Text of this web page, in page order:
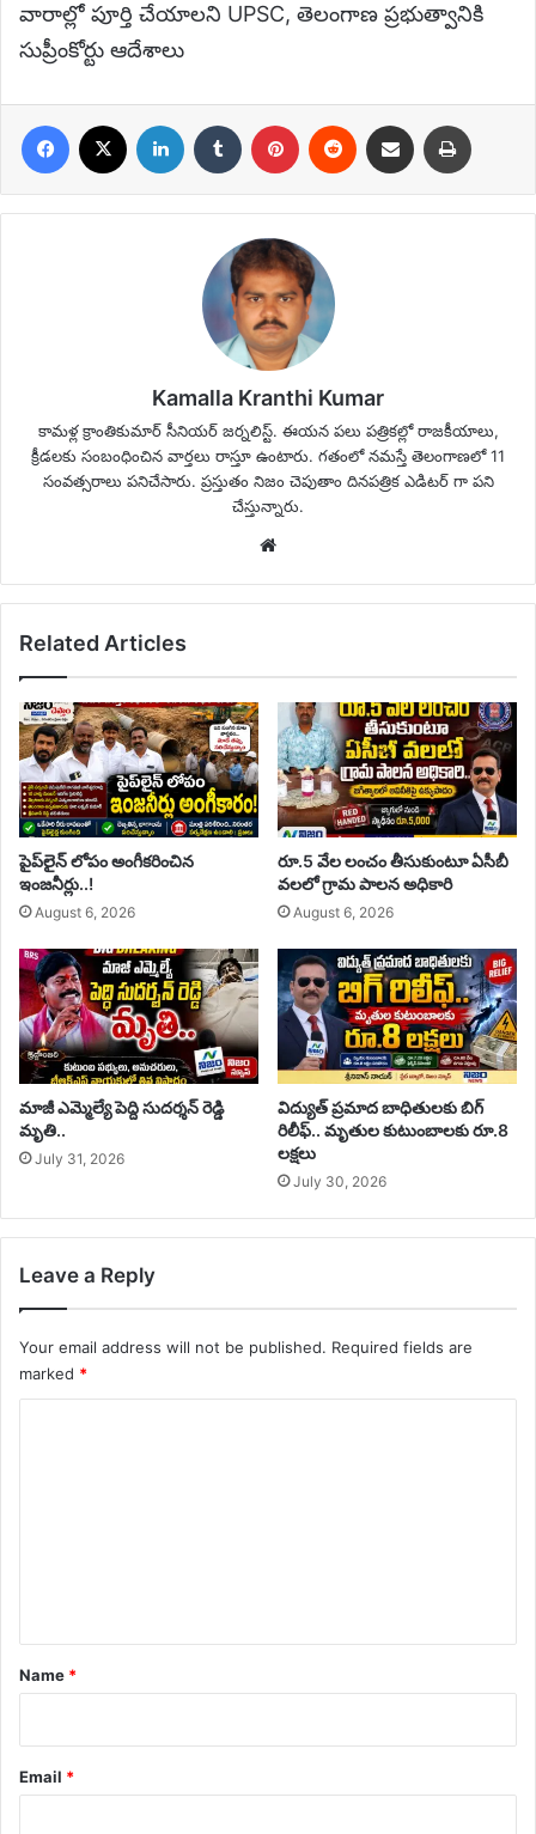
వారాల్లో పూర్తి చేయాలని UPSC, తెలంగాణ ప్రభుత్వానికి
సుప్రీంకోర్టు ఆదేశాలు
Facebook LinkedIn Tumblr Pinterest Reddit Share via Email
Kamalla Kranthi Kumar
కామళ్ల క్రాంతికుమార్ సీనియర్ జర్నలిస్ట్. ఈయన పలు పత్రికల్లో రాజకీయాలు,
క్రీడలకు సంబంధించిన వార్తలు రాస్తూ ఉంటారు. గతంలో నమస్తే తెలంగాణలో 11
సంవత్సరాలు పనిచేసారు. ప్రస్తుతం నిజం చెపుతాం దినపత్రిక ఎడిటర్ గా పని
చేస్తున్నారు.
Related Articles
పైప్‌లైన్ లోపం అంగీకరించిన
ఇంజనీర్లు..!
August 6, 2026
రూ.5 వేల లంచం తీసుకుంటూ ఏసీబీ
వలలో గ్రామ పాలన అధికారి
August 6, 2026
మాజీ ఎమ్మెల్యే పెద్ది సుదర్శన్ రెడ్డి
మృతి..
July 31, 2026
విద్యుత్ ప్రమాద బాధితులకు బిగ్
రిలీఫ్.. మృతుల కుటుంబాలకు రూ.8
లక్షలు
July 30, 2026
Leave a Reply
Your email address will not be published. Required fields are
marked *
*
Name *
Email *